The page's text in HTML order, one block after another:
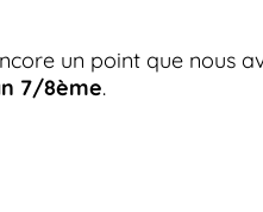
un point que nous
7/8ème.